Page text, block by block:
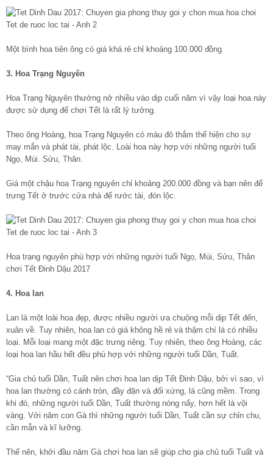
Một bình hoa tiên ông có giá khá rẻ chỉ khoảng 100.000 đồng
3. Hoa Trạng Nguyên
Hoa Trạng Nguyên thường nở nhiều vào dịp cuối năm vì vậy loại hoa này
được sử dụng để chơi Tết là rất lý tưởng.
Theo ông Hoàng, hoa Trạng Nguyên có màu đỏ thắm thể hiện cho sự
may mắn và phát tài, phát lộc. Loài hoa này hợp với những người tuổi
Ngọ, Mùi. Sửu, Thân.
Giá một chậu hoa Trạng nguyên chỉ khoảng 200.000 đồng và bạn nên để
trưng Tết ở trước cửa nhà để rước tài, đón lộc.
Hoa trạng nguyên phù hợp với những người tuổi Ngọ, Mùi, Sửu, Thân
chơi Tết Đinh Dậu 2017
4. Hoa lan
Lan là một loài hoa đẹp, được nhiều người ưa chuộng mỗi dịp Tết đến,
xuân về. Tuy nhiên, hoa lan có giá không hề rẻ và thậm chí là có nhiều
loại. Mỗi loại mang một đặc trưng riêng. Tuy nhiên, theo ông Hoàng, các
loại hoa lan hầu hết đều phù hợp với những người tuổi Dần, Tuất.
“Gia chủ tuổi Dần, Tuất nên chơi hoa lan dịp Tết Đinh Dậu, bởi vì sao, vì
hoa lan thường có cánh tròn, đầy đặn và đối xứng, lá cũng mềm. Trong
khi đó, những người tuổi Dần, Tuất thường nóng nẩy, hơn hết là vội
vàng. Với năm con Gà thì những người tuổi Dần, Tuất cần sự chỉn chu,
cần mẫn và kĩ lưỡng.
Thế nên, khởi đầu năm Gà chơi hoa lan sẽ giúp cho gia chủ tuổi Tuất và